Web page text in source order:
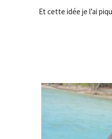
Et cette idée je l’ai